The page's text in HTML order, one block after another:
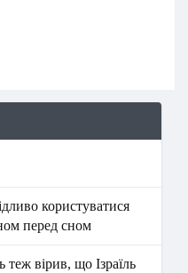
користуватися
перед сном
теж вірив, що Ізраїль